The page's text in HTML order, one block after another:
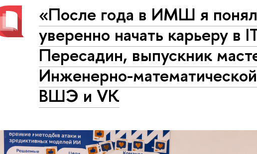
«После года в ИМШ я
уверенно начать карьеру в
Пересадин, выпускник
Инженерно-
ВШЭ и VK